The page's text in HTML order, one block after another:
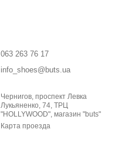
063 263 76 17
info_shoes@buts.ua
Чернигов, проспект Левка
Лукьяненко, 74, ТРЦ
"HOLLYWOOD", магазин "buts"
Карта проезда